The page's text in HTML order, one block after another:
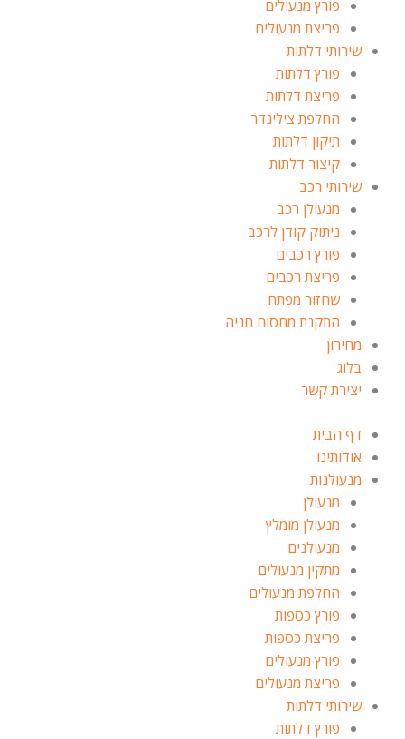
פורץ מנעולים
פריצת מנעולים
שירותי דלתות
פורץ דלתות
פריצת דלתות
החלפת צילינדר
תיקון דלתות
קיצור דלתות
שירותי רכב
מנעולן רכב
ניתוק קודן לרכב
פורץ רכבים
פריצת רכבים
שחזור מפתח
התקנת מחסום חניה
מחירון
בלוג
יצירת קשר
דף הבית
אודותינו
מנעולנות
מנעולן
מנעולן מומלץ
מנעולנים
מתקין מנעולים
החלפת מנעולים
פורץ כספות
פריצת כספות
פורץ מנעולים
פריצת מנעולים
שירותי דלתות
פורץ דלתות